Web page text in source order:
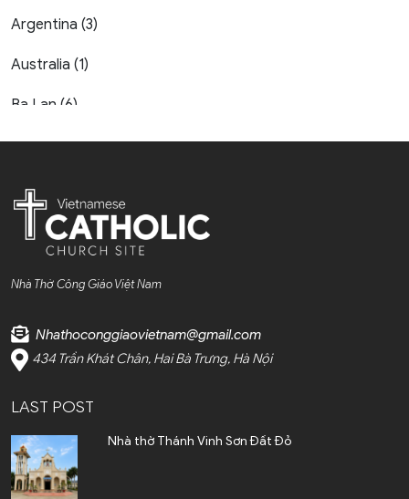
Argentina (3)
Australia (1)
Ba Lan (6)
Bahrain (1)
Bỉ (7)
Bờ Biển Ngà (1)
Bosnia and Herzegovina
(1)
Brazil (3)
Bulgaria (1)
Campuchia (4)
Nhà Thờ Công Giáo Việt Nam
Nhathoconggiaovietnam@gmail.com
434 Trần Khát Chân, Hai Bà Trưng, Hà Nội
LAST POST
Nhà thờ Thánh Vinh Sơn Đất Đỏ